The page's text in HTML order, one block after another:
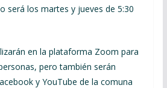
será los martes y jueves de 5:30
en la plataforma Zoom para
pero también serán
y YouTube de la comuna